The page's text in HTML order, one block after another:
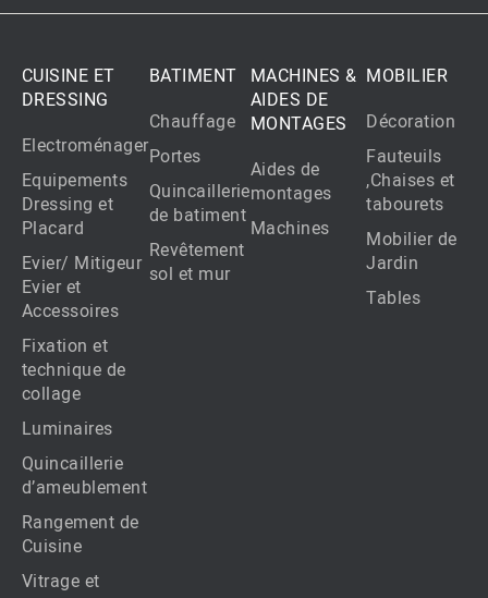
CUISINE ET
DRESSING
Electroménager
Equipements
Dressing et
Placard
Evier/ Mitigeur
Evier et
Accessoires
Fixation et
technique de
collage
Luminaires
Quincaillerie
d’ameublement
Rangement de
Cuisine
Vitrage et
BATIMENT
Chauffage
Portes
Quincaillerie
de batiment
Revêtement
sol et mur
MACHINES &
AIDES DE
MONTAGES
Aides de
montages
Machines
MOBILIER
Décoration
Fauteuils
,Chaises et
tabourets
Mobilier de
Jardin
Tables